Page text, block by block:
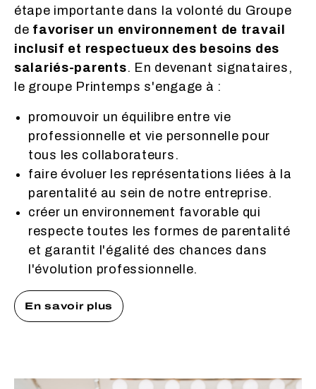
étape importante dans la volonté du Groupe
de favoriser un environnement de travail
inclusif et respectueux des besoins des
salariés-parents. En devenant signataires,
le groupe Printemps s'engage à :
promouvoir un équilibre entre vie
professionnelle et vie personnelle pour
tous les collaborateurs.
faire évoluer les représentations liées à la
parentalité au sein de notre entreprise.
créer un environnement favorable qui
respecte toutes les formes de parentalité
et garantit l'égalité des chances dans
l'évolution professionnelle.
En savoir plus